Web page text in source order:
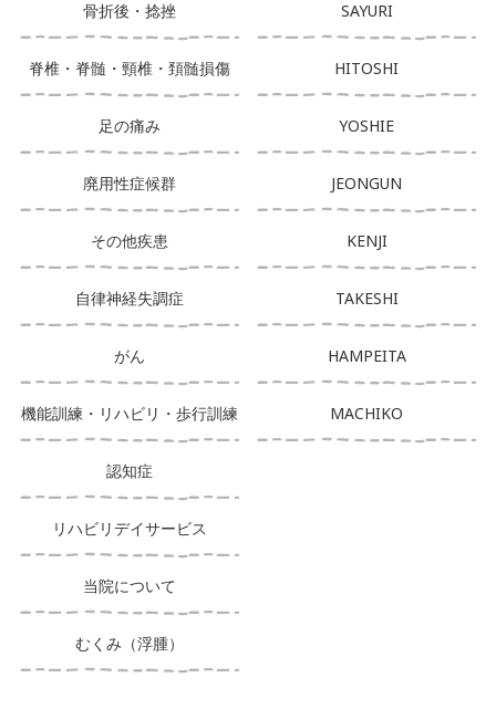
骨折後・捻挫
脊椎・脊髄・頸椎・頚髄損傷
足の痛み
廃用性症候群
その他疾患
自律神経失調症
がん
機能訓練・リハビリ・歩行訓練
認知症
リハビリデイサービス
当院について
むくみ（浮腫）
SAYURI
HITOSHI
YOSHIE
JEONGUN
KENJI
TAKESHI
HAMPEITA
MACHIKO